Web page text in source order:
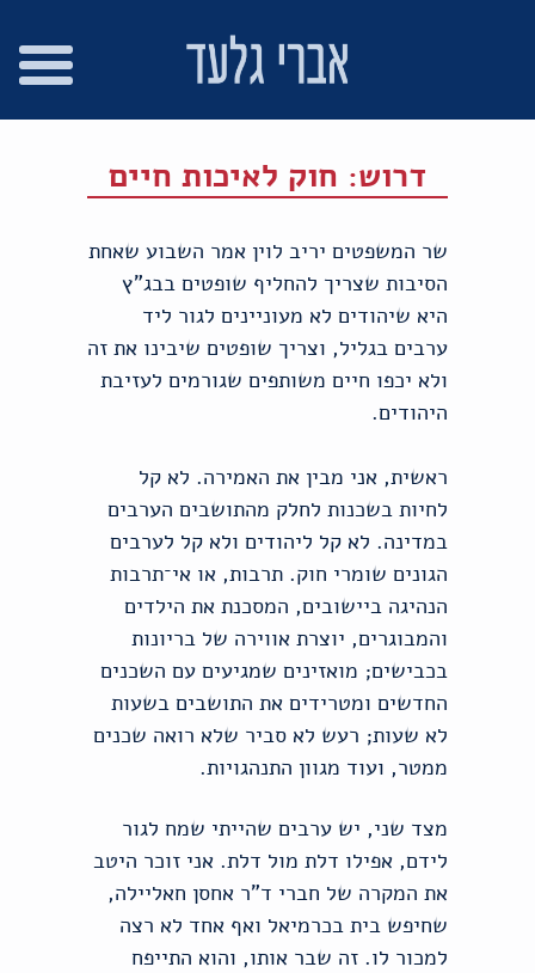
דרוש: חוק לאיכות חיים
שר המשפטים יריב לוין אמר השבוע שאחת
הסיבות שצריך להחליף שופטים בבג"ץ
היא שיהודים לא מעוניינים לגור ליד
ערבים בגליל, וצריך שופטים שיבינו את זה
ולא יכפו חיים משותפים שגורמים לעזיבת
היהודים.
ראשית, אני מבין את האמירה. לא קל
לחיות בשכנות לחלק מהתושבים הערבים
במדינה. לא קל ליהודים ולא קל לערבים
הגונים שומרי חוק. תרבות, או אי־תרבות
הנהיגה ביישובים, המסכנת את הילדים
והמבוגרים, יוצרת אווירה של בריונות
בכבישים; מואזינים שמגיעים עם השכנים
החדשים ומטרידים את התושבים בשעות
לא שעות; רעש לא סביר שלא רואה שכנים
ממטר, ועוד מגוון התנהגויות.
מצד שני, יש ערבים שהייתי שמח לגור
לידם, אפילו דלת מול דלת. אני זוכר היטב
את המקרה של חברי ד"ר אחסן חאליילה,
שחיפש בית בכרמיאל ואף אחד לא רצה
למכור לו. זה שבר אותו, והוא התייפח